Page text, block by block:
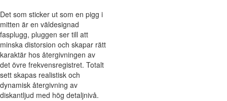
Det som sticker ut som en pigg i
mitten är en väldesignad
fasplugg, pluggen ser till att
minska distorsion och skapar rätt
karaktär hos återgivningen av
det övre frekvensregistret. Totalt
sett skapas realistisk och
dynamisk återgivning av
diskantljud med hög detaljnivå.